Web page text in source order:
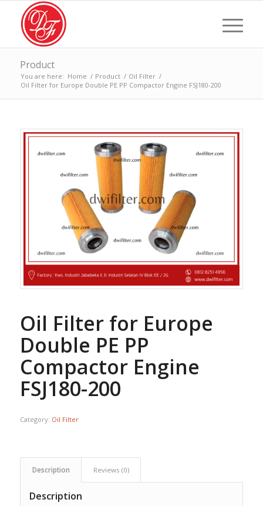
Product
You are here: Home / Product / Oil Filter /
Oil Filter for Europe Double PE PP Compactor Engine FSJ180-200
Oil Filter for Europe
Double PE PP
Compactor Engine
FSJ180-200
Category: Oil Filter
Description Reviews (0)
Description